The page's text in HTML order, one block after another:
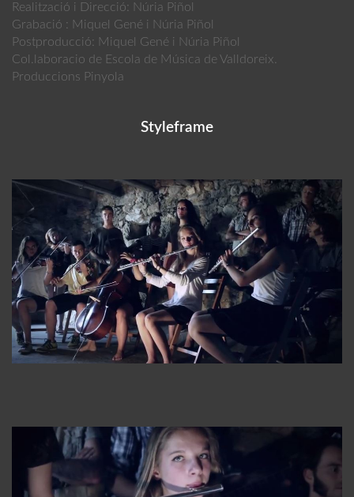
Realització i Direcció: Núria Piñol
Grabació : Miquel Gené i Núria Piñol
Postproducció: Miquel Gené i Núria Piñol
Col.laboracio de Escola de Música de Valldoreix.
Produccions Pinyola
Styleframe